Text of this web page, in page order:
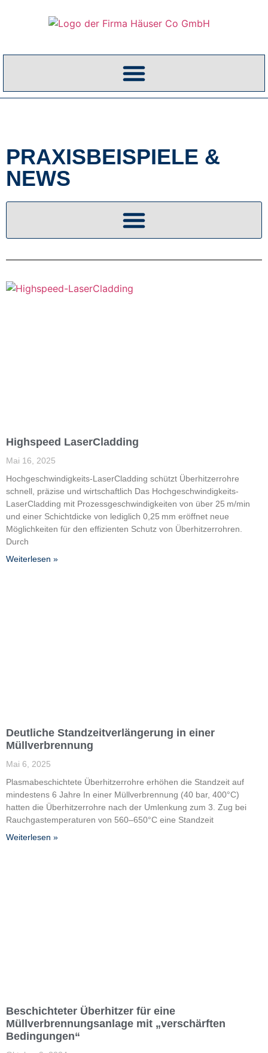
PRAXISBEISPIELE &
NEWS
Highspeed LaserCladding
Mai 16, 2025
Hochgeschwindigkeits-Laser­Cladding schützt Überhitzerrohre
schnell, ­präzise und ­wirtschaftlich Das Hochgeschwindigkeits-
LaserCladding mit Prozessgeschwindigkeiten von über 25 m/min
und einer Schichtdicke von lediglich 0,25 mm eröffnet neue
Möglichkeiten für den effizienten Schutz von Überhitzerrohren.
Durch
Weiterlesen »
Deutliche Standzeitverlängerung in einer
Müllverbrennung
Mai 6, 2025
Plasmabeschichtete Überhitzerrohre ­erhöhen die Standzeit auf
mindestens 6 Jahre In einer Müllverbrennung (40 bar, 400°C)
hatten die Überhitzerrohre nach der Umlenkung zum 3. Zug bei
Rauchgastemperaturen von 560–650°C eine Standzeit
Weiterlesen »
Beschichteter Überhitzer für eine
Müllverbrennungsanlage mit „verschärften
Bedingungen“